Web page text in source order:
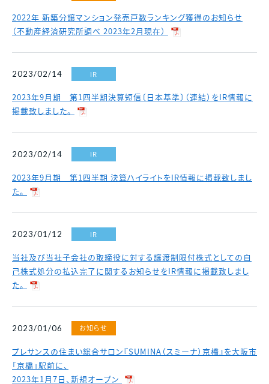
2022年 新築分譲マンション発売戸数ランキング獲得のお知らせ
（不動産経済研究所調べ 2023年2月現在）
2023/02/14 IR
2023年9月期 第1四半期決算短信〔日本基準〕（連結）をIR情報に
掲載致しました。
2023/02/14 IR
2023年9月期 第1四半期 決算ハイライトをIR情報に掲載致しまし
た。
2023/01/12 IR
当社及び当社子会社の取締役に対する譲渡制限付株式としての自
己株式処分の払込完了に関するお知らせをIR情報に掲載致しまし
た。
2023/01/06 お知らせ
プレサンスの住まい総合サロン『SUMINA（スミーナ）京橋』を大阪市
「京橋」駅前に、
2023年1月7日、新規オープン